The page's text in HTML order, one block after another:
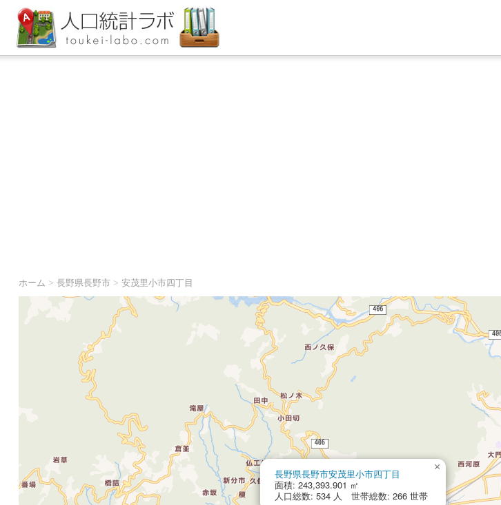
ホーム > 長野県長野市> 安茂里小市四丁目
長野県長野市安茂里小市四丁目
面積: 243,393.901 ㎡
人口総数: 534 人 世帯総数: 266 世帯
×